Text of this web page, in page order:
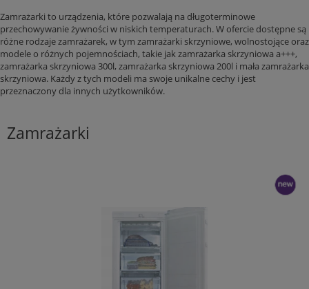
Zamrażarki to urządzenia, które pozwalają na długoterminowe
przechowywanie żywności w niskich temperaturach. W ofercie dostępne są
różne rodzaje zamrażarek, w tym zamrażarki skrzyniowe, wolnostojące oraz
modele o różnych pojemnościach, takie jak zamrażarka skrzyniowa a+++,
zamrażarka skrzyniowa 300l, zamrażarka skrzyniowa 200l i mała zamrażarka
skrzyniowa. Każdy z tych modeli ma swoje unikalne cechy i jest
przeznaczony dla innych użytkowników.
Zamrażarki